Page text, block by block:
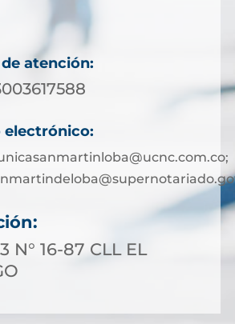
atención:
electrónico:
N° 16-87 CLL EL